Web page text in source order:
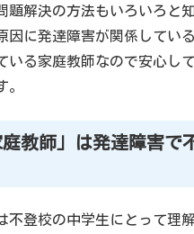
題解決の方法もいろいろと
因に発達障害が関係してい
いる家庭教師なので安心し
。
庭教師」は発達障害で
不登校の中学生にとって理